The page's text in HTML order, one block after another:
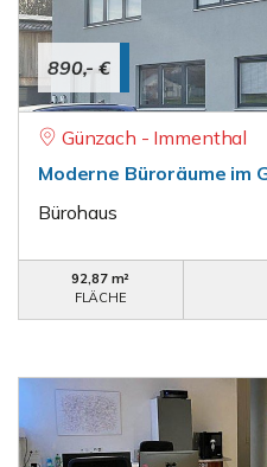
890,- €
Günzach - Immenthal
Moderne Büroräume im
Bürohaus
92,87 m²
FLÄCHE